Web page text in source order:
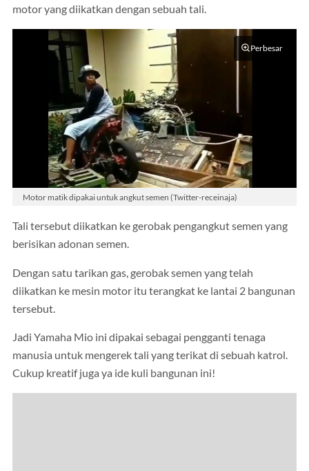
motor yang diikatkan dengan sebuah tali.
Perbesar
Motor matik dipakai untuk angkut semen (Twitter-receinaja)
Tali tersebut diikatkan ke gerobak pengangkut semen yang
berisikan adonan semen.
Dengan satu tarikan gas, gerobak semen yang telah
diikatkan ke mesin motor itu terangkat ke lantai 2 bangunan
tersebut.
Jadi Yamaha Mio ini dipakai sebagai pengganti tenaga
manusia untuk mengerek tali yang terikat di sebuah katrol.
Cukup kreatif juga ya ide kuli bangunan ini!